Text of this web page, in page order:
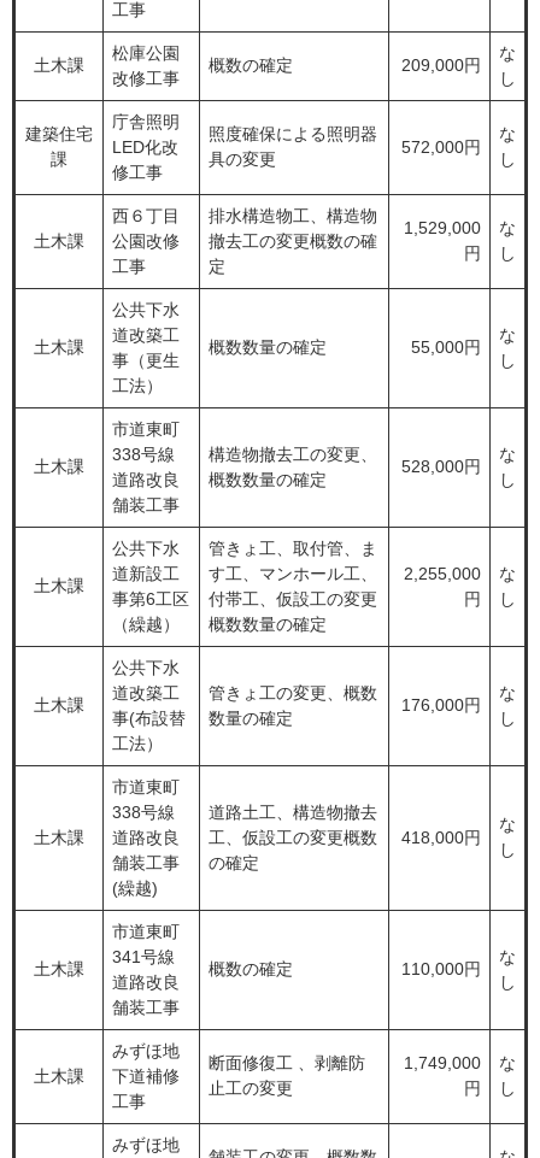
工事
土木課
松庫公園
改修工事
概数の確定 209,000円
な
し
建築住宅
課
庁舎照明
LED化改
修工事
照度確保による照明器
具の変更
572,000円
な
し
土木課
西６丁目
公園改修
工事
排水構造物工、構造物
撤去工の変更概数の確
定
1,529,000
円
な
し
​土木課
公共下水
道改築工
事（更生
工法）
概数数量の確定 55,000円
な
し
土木課
市道東町
338号線
道路改良
舗装工事
構造物撤去工の変更、
概数数量の確定
528,000円
な
し
土木課
公共下水
道新設工
事第6工区
（繰越）
管きょ工、取付管、ま
す工、マンホール工、
付帯工、仮設工の変更
概数数量の確定
2,255,000
円
な
し
土木課
公共下水
道改築工
事(布設替
工法）
管きょ工の変更、概数
数量の確定
176,000円
な
し
土木課
市道東町
338号線
道路改良
舗装工事
(繰越)
道路土工、構造物撤去
工、仮設工の変更概数
の確定
418,000円
な
し
土木課
市道東町
341号線
道路改良
舗装工事
概数の確定 110,000円
な
し
土木課
みずほ地
下道補修
工事
断面修復工 、剥離防
止工の変更
1,749,000
円
な
し
みずほ地